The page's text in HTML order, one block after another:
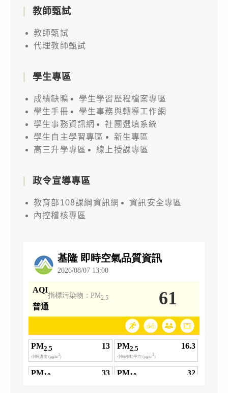
教師甄試
教師甄試
代理教師甄試
學生專區
成績缺曠
學生學習歷程檔案專區
學生手冊
學生事務與轉導工作網
學生事務資訊網
社團選填系統
學生自主學習專區
新生專區
高三升學專區
線上授課專區
政令宣導專區
教育部108課綱資訊網
資訊安全專區
內控稽核專區